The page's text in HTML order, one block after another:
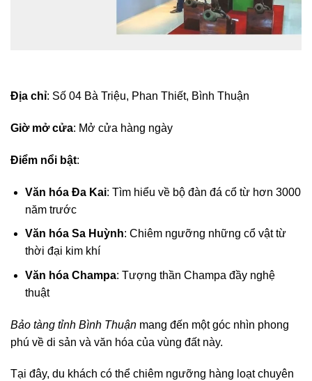
Địa chỉ: Số 04 Bà Triệu, Phan Thiết, Bình Thuận
Giờ mở cửa: Mở cửa hàng ngày
Điểm nổi bật:
Văn hóa Đa Kai: Tìm hiểu về bộ đàn đá cổ từ hơn 3000
năm trước
Văn hóa Sa Huỳnh: Chiêm ngưỡng những cổ vật từ
thời đại kim khí
Văn hóa Champa: Tượng thần Champa đầy nghệ
thuật
Bảo tàng tỉnh Bình Thuận mang đến một góc nhìn phong
phú về di sản và văn hóa của vùng đất này.
Tại đây, du khách có thể chiêm ngưỡng hàng loạt chuyên